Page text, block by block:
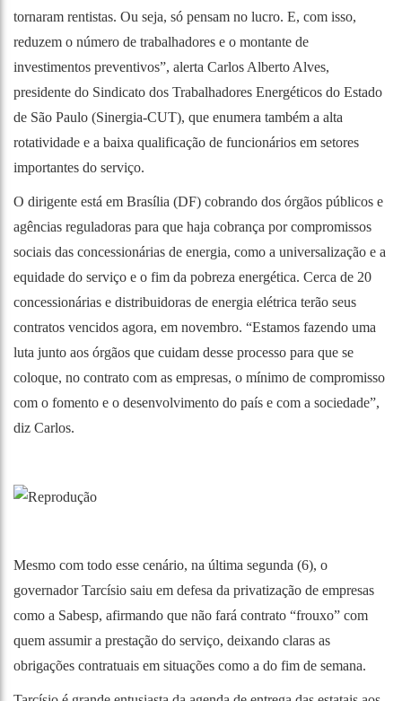
tornaram rentistas. Ou seja, só pensam no lucro. E, com isso,
reduzem o número de trabalhadores e o montante de
investimentos preventivos”, alerta Carlos Alberto Alves,
presidente do Sindicato dos Trabalhadores Energéticos do Estado
de São Paulo (Sinergia-CUT), que enumera também a alta
rotatividade e a baixa qualificação de funcionários em setores
importantes do serviço.
O dirigente está em Brasília (DF) cobrando dos órgãos públicos e
agências reguladoras para que haja cobrança por compromissos
sociais das concessionárias de energia, como a universalização e a
equidade do serviço e o fim da pobreza energética. Cerca de 20
concessionárias e distribuidoras de energia elétrica terão seus
contratos vencidos agora, em novembro. “Estamos fazendo uma
luta junto aos órgãos que cuidam desse processo para que se
coloque, no contrato com as empresas, o mínimo de compromisso
com o fomento e o desenvolvimento do país e com a sociedade”,
diz Carlos.
Mesmo com todo esse cenário, na última segunda (6), o
governador Tarcísio saiu em defesa da privatização de empresas
como a Sabesp, afirmando que não fará contrato “frouxo” com
quem assumir a prestação do serviço, deixando claras as
obrigações contratuais em situações como a do fim de semana.